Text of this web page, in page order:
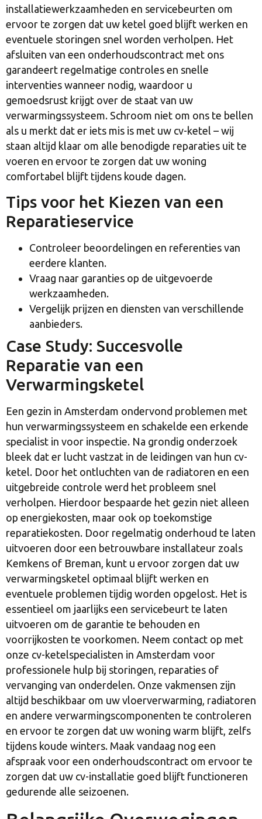
installatiewerkzaamheden en servicebeurten om
ervoor te zorgen dat uw ketel goed blijft werken en
eventuele storingen snel worden verholpen. Het
afsluiten van een onderhoudscontract met ons
garandeert regelmatige controles en snelle
interventies wanneer nodig, waardoor u
gemoedsrust krijgt over de staat van uw
verwarmingssysteem. Schroom niet om ons te bellen
als u merkt dat er iets mis is met uw cv-ketel – wij
staan altijd klaar om alle benodigde reparaties uit te
voeren en ervoor te zorgen dat uw woning
comfortabel blijft tijdens koude dagen.
Tips voor het Kiezen van een
Reparatieservice
Controleer beoordelingen en referenties van
eerdere klanten.
Vraag naar garanties op de uitgevoerde
werkzaamheden.
Vergelijk prijzen en diensten van verschillende
aanbieders.
Case Study: Succesvolle
Reparatie van een
Verwarmingsketel
Een gezin in Amsterdam ondervond problemen met
hun verwarmingssysteem en schakelde een erkende
specialist in voor inspectie. Na grondig onderzoek
bleek dat er lucht vastzat in de leidingen van hun cv-
ketel. Door het ontluchten van de radiatoren en een
uitgebreide controle werd het probleem snel
verholpen. Hierdoor bespaarde het gezin niet alleen
op energiekosten, maar ook op toekomstige
reparatiekosten. Door regelmatig onderhoud te laten
uitvoeren door een betrouwbare installateur zoals
Kemkens of Breman, kunt u ervoor zorgen dat uw
verwarmingsketel optimaal blijft werken en
eventuele problemen tijdig worden opgelost. Het is
essentieel om jaarlijks een servicebeurt te laten
uitvoeren om de garantie te behouden en
voorrijkosten te voorkomen. Neem contact op met
onze cv-ketelspecialisten in Amsterdam voor
professionele hulp bij storingen, reparaties of
vervanging van onderdelen. Onze vakmensen zijn
altijd beschikbaar om uw vloerverwarming, radiatoren
en andere verwarmingscomponenten te controleren
en ervoor te zorgen dat uw woning warm blijft, zelfs
tijdens koude winters. Maak vandaag nog een
afspraak voor een onderhoudscontract om ervoor te
zorgen dat uw cv-installatie goed blijft functioneren
gedurende alle seizoenen.